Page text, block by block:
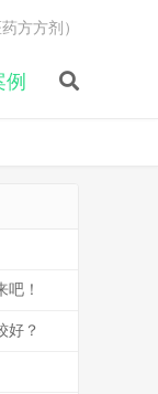
方方剂）
！
好？